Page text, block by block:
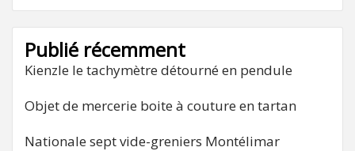
Publié récemment
Kienzle le tachymètre détourné en pendule
Objet de mercerie boite à couture en tartan
Nationale sept vide-greniers Montélimar